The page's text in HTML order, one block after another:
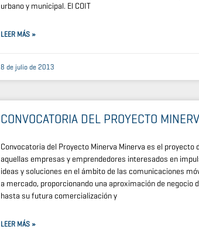
urbano y municipal. El COIT
LEER MÁS »
8 de julio de 2013
CONVOCATORIA DEL PROYECTO
Convocatoria del Proyecto Minerva Minerva es el proyecto
aquellas empresas y emprendedores interesados en
ideas y soluciones en el ámbito de las comunicaciones
a mercado, proporcionando una aproximación de negocio
hasta su futura comercialización y
LEER MÁS »